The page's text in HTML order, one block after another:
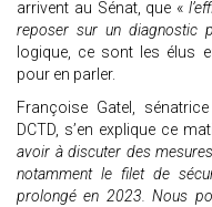
arrivent au Sénat, que «
reposer sur un diagnostic
logique, ce sont les élus
pour en parler.
Françoise Gatel,
DCTD, s’en explique ce
avoir à discuter des
notamment le filet de
prolongé en 2023. Nous